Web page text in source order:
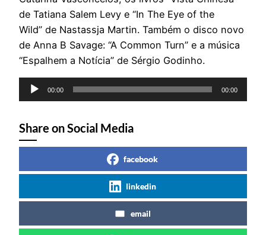
de Tatiana Salem Levy e “In The Eye of the
Wild” de Nastassja Martin. Também o disco novo
de Anna B Savage: “A Common Turn” e a música
“Espalhem a Notícia” de Sérgio Godinho.
Reprodutor
de
00:00 00:00
Share on Social Media
facebook
linkedin
email